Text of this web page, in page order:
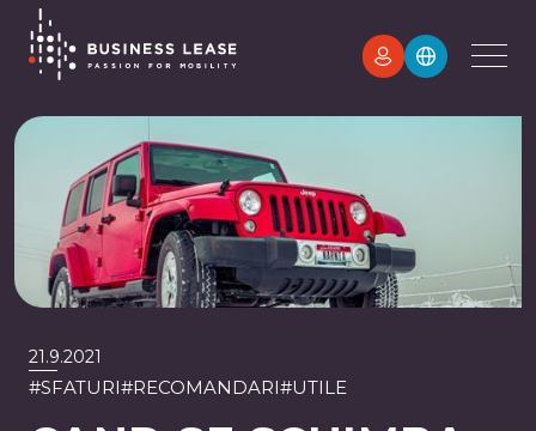
21.9.2021
#SFATURI#RECOMANDARI#UTILE